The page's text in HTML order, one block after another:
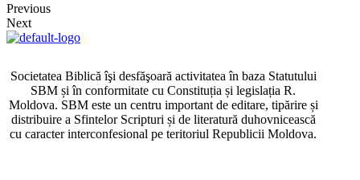
Previous
Next
Societatea Biblică îşi desfăşoară activitatea în baza Statutului
SBM și în conformitate cu Constituția și legislația R.
Moldova. SBM este un centru important de editare, tipărire și
distribuire a Sfintelor Scripturi și de literatură duhovnicească
cu caracter interconfesional pe teritoriul Republicii Moldova.